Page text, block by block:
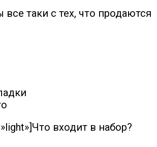
таки с тех, что продаются
входит в набор?